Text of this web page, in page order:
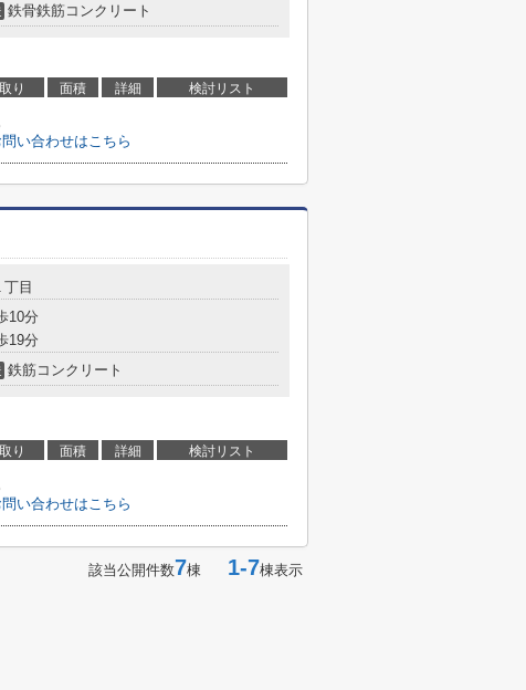
鉄骨鉄筋コンクリート
り 面積 詳細 検討リスト
い合わせはこちら
丁目
10分
19分
鉄筋コンクリート
り 面積 詳細 検討リスト
い合わせはこちら
該当公開件数7棟 1-7棟表示